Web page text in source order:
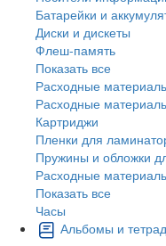
Батарейки и
Диски и дискеты
Флеш-память
Показать все
Расходные
Расходные
Картриджи
Пленки для
Пружины и обложки
Расходные
Показать все
Часы
Альбомы и